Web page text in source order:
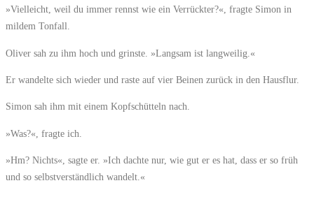
»Vielleicht, weil du immer rennst wie ein Verrückter?«, fragte Simon in
mildem Tonfall.
Oliver sah zu ihm hoch und grinste. »Langsam ist langweilig.«
Er wandelte sich wieder und raste auf vier Beinen zurück in den Hausflur.
Simon sah ihm mit einem Kopfschütteln nach.
»Was?«, fragte ich.
»Hm? Nichts«, sagte er. »Ich dachte nur, wie gut er es hat, dass er so früh
und so selbstverständlich wandelt.«